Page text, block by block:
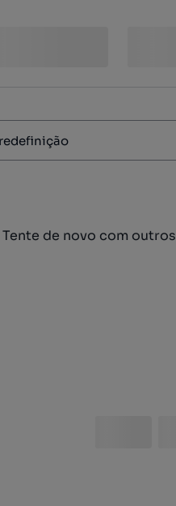
de novo com outros